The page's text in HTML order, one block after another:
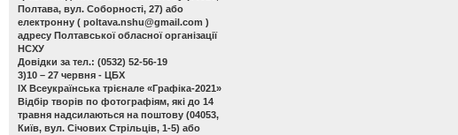
Полтава, вул. Соборності, 27) або
електронну ( poltava.nshu@gmail.com )
адресу Полтавської обласної організації
НСХУ
Довідки за тел.: (0532) 52-56-19
3)10 – 27 червня - ЦБХ
ІХ Всеукраїнська трієнале «Графіка-2021»
Відбір творів по фотографіям, які до 14
травня надсилаються на поштову (04053,
Київ, вул. Січових Стрільців, 1-5) або